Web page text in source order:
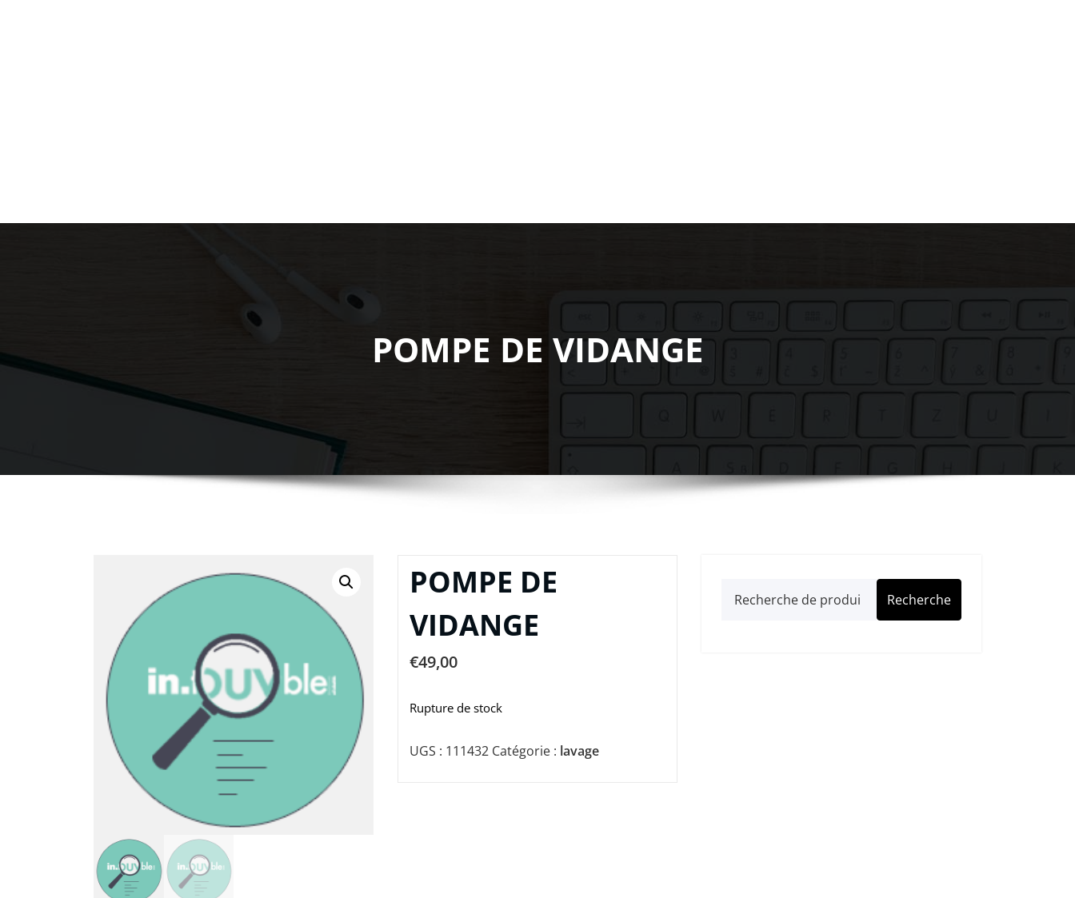
POMPE DE VIDANGE
POMPE DE
VIDANGE
€49,00
Rupture de stock
UGS : 111432 Catégorie : lavage
Recherche
Recherche